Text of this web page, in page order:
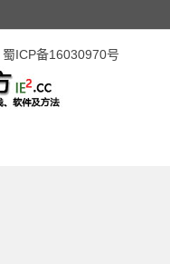
蜀ICP备16030970号